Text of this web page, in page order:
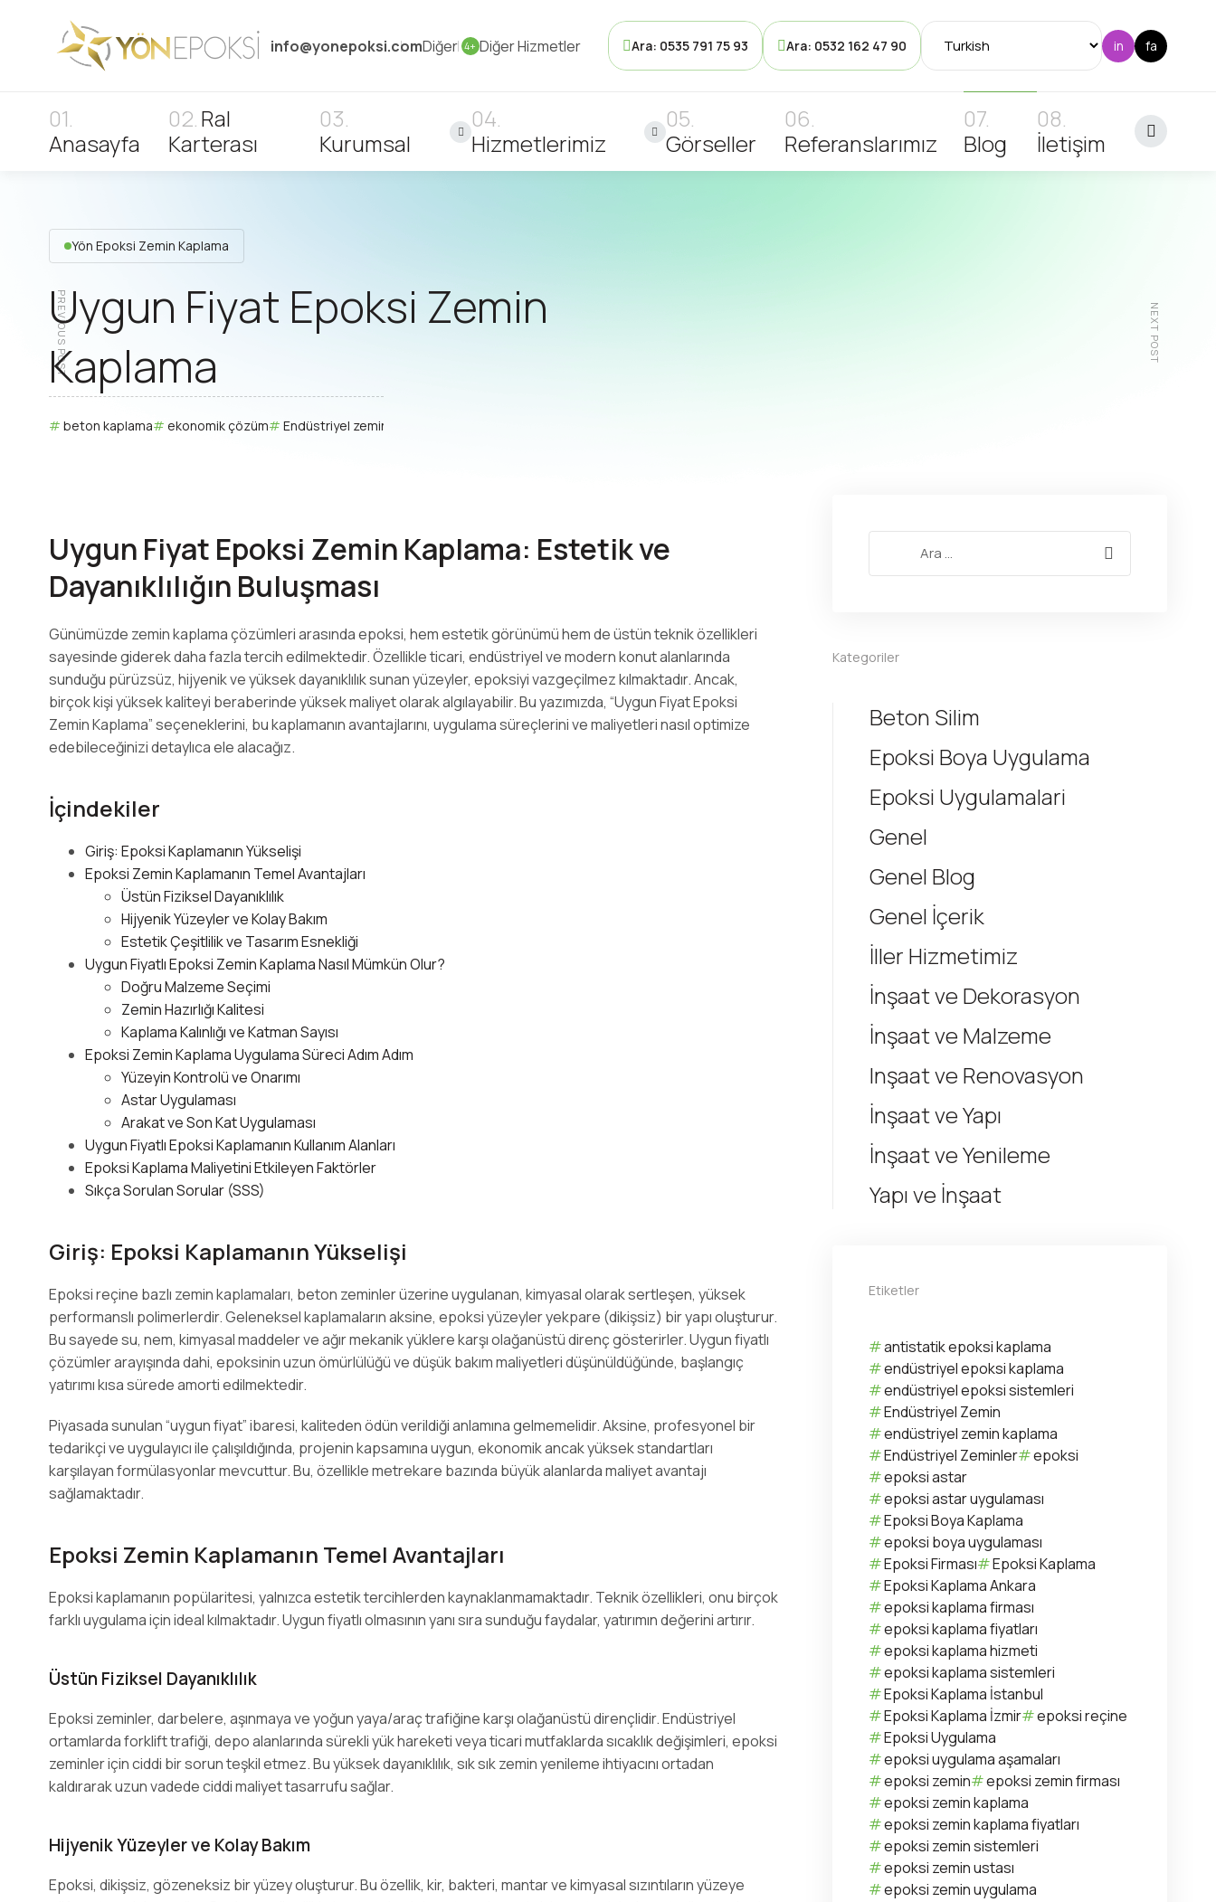
info@yonepoksi.comDiğer 4+ Diğer Hizmetler Ara: 0535 791 75 93 Ara: 0532 162 47 90
Anasayfa
Ral
Karterası
Kurumsal Hizmetlerimiz Görseller Referanslarımız Blog İletişim
Yön Epoksi Zemin Kaplama
Uygun Fiyat Epoksi Zemin
Kaplama
beton kaplama ekonomik çözüm Endüstriyel zemin
PREVIOUS POST NEXT POST
Uygun Fiyat Epoksi Zemin Kaplama: Estetik ve
Dayanıklılığın Buluşması
Günümüzde zemin kaplama çözümleri arasında epoksi, hem estetik görünümü hem de üstün teknik özellikleri
sayesinde giderek daha fazla tercih edilmektedir. Özellikle ticari, endüstriyel ve modern konut alanlarında
sunduğu pürüzsüz, hijyenik ve yüksek dayanıklılık sunan yüzeyler, epoksiyi vazgeçilmez kılmaktadır. Ancak,
birçok kişi yüksek kaliteyi beraberinde yüksek maliyet olarak algılayabilir. Bu yazımızda, “Uygun Fiyat Epoksi
Zemin Kaplama” seçeneklerini, bu kaplamanın avantajlarını, uygulama süreçlerini ve maliyetleri nasıl optimize
edebileceğinizi detaylıca ele alacağız.
İçindekiler
Giriş: Epoksi Kaplamanın Yükselişi
Epoksi Zemin Kaplamanın Temel Avantajları
Üstün Fiziksel Dayanıklılık
Hijyenik Yüzeyler ve Kolay Bakım
Estetik Çeşitlilik ve Tasarım Esnekliği
Uygun Fiyatlı Epoksi Zemin Kaplama Nasıl Mümkün Olur?
Doğru Malzeme Seçimi
Zemin Hazırlığı Kalitesi
Kaplama Kalınlığı ve Katman Sayısı
Epoksi Zemin Kaplama Uygulama Süreci Adım Adım
Yüzeyin Kontrolü ve Onarımı
Astar Uygulaması
Arakat ve Son Kat Uygulaması
Uygun Fiyatlı Epoksi Kaplamanın Kullanım Alanları
Epoksi Kaplama Maliyetini Etkileyen Faktörler
Sıkça Sorulan Sorular (SSS)
Giriş: Epoksi Kaplamanın Yükselişi
Epoksi reçine bazlı zemin kaplamaları, beton zeminler üzerine uygulanan, kimyasal olarak sertleşen, yüksek
performanslı polimerlerdir. Geleneksel kaplamaların aksine, epoksi yüzeyler yekpare (dikişsiz) bir yapı oluşturur.
Bu sayede su, nem, kimyasal maddeler ve ağır mekanik yüklere karşı olağanüstü direnç gösterirler. Uygun fiyatlı
çözümler arayışında dahi, epoksinin uzun ömürlülüğü ve düşük bakım maliyetleri düşünüldüğünde, başlangıç
yatırımı kısa sürede amorti edilmektedir.
Piyasada sunulan “uygun fiyat” ibaresi, kaliteden ödün verildiği anlamına gelmemelidir. Aksine, profesyonel bir
tedarikçi ve uygulayıcı ile çalışıldığında, projenin kapsamına uygun, ekonomik ancak yüksek standartları
karşılayan formülasyonlar mevcuttur. Bu, özellikle metrekare bazında büyük alanlarda maliyet avantajı
sağlamaktadır.
Epoksi Zemin Kaplamanın Temel Avantajları
Epoksi kaplamanın popülaritesi, yalnızca estetik tercihlerden kaynaklanmamaktadır. Teknik özellikleri, onu birçok
farklı uygulama için ideal kılmaktadır. Uygun fiyatlı olmasının yanı sıra sunduğu faydalar, yatırımın değerini artırır.
Üstün Fiziksel Dayanıklılık
Epoksi zeminler, darbelere, aşınmaya ve yoğun yaya/araç trafiğine karşı olağanüstü dirençlidir. Endüstriyel
ortamlarda forklift trafiği, depo alanlarında sürekli yük hareketi veya ticari mutfaklarda sıcaklık değişimleri, epoksi
zeminler için ciddi bir sorun teşkil etmez. Bu yüksek dayanıklılık, sık sık zemin yenileme ihtiyacını ortadan
kaldırarak uzun vadede ciddi maliyet tasarrufu sağlar.
Hijyenik Yüzeyler ve Kolay Bakım
Epoksi, dikişsiz, gözeneksiz bir yüzey oluşturur. Bu özellik, kir, bakteri, mantar ve kimyasal sızıntıların yüzeye
Kategoriler
Beton Silim
Epoksi Boya Uygulama
Epoksi Uygulamalari
Genel
Genel Blog
Genel İçerik
İller Hizmetimiz
İnşaat ve Dekorasyon
İnşaat ve Malzeme
Inşaat ve Renovasyon
İnşaat ve Yapı
İnşaat ve Yenileme
Yapı ve İnşaat
Etiketler
antistatik epoksi kaplama
endüstriyel epoksi kaplama
endüstriyel epoksi sistemleri
Endüstriyel Zemin
endüstriyel zemin kaplama
Endüstriyel Zeminler
epoksi
epoksi astar
epoksi astar uygulaması
Epoksi Boya Kaplama
epoksi boya uygulaması
Epoksi Firması
Epoksi Kaplama
Epoksi Kaplama Ankara
epoksi kaplama firması
epoksi kaplama fiyatları
epoksi kaplama hizmeti
epoksi kaplama sistemleri
Epoksi Kaplama İstanbul
Epoksi Kaplama İzmir
epoksi reçine
Epoksi Uygulama
epoksi uygulama aşamaları
epoksi zemin
epoksi zemin firması
epoksi zemin kaplama
epoksi zemin kaplama fiyatları
epoksi zemin sistemleri
epoksi zemin ustası
epoksi zemin uygulama